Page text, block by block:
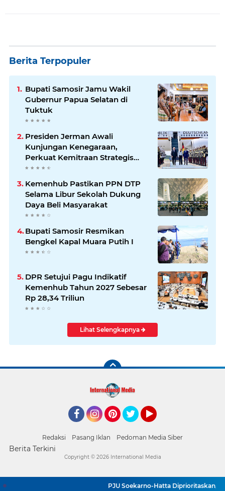
Berita Terpopuler
Bupati Samosir Jamu Wakil
Gubernur Papua Selatan di
Tuktuk
Presiden Jerman Awali
Kunjungan Kenegaraan,
Perkuat Kemitraan Strategis
Indonesia–Jerman
Kemenhub Pastikan PPN DTP
Selama Libur Sekolah Dukung
Daya Beli Masyarakat
Bupati Samosir Resmikan
Bengkel Kapal Muara Putih I
DPR Setujui Pagu Indikatif
Kemenhub Tahun 2027 Sebesar
Rp 28,34 Triliun
Lihat Selengkapnya
Redaksi Pasang Iklan Pedoman Media Siber
Berita Terkini
PJU Soekarno-Hatta Diprioritaskan,
Copyright © 2026 International Media